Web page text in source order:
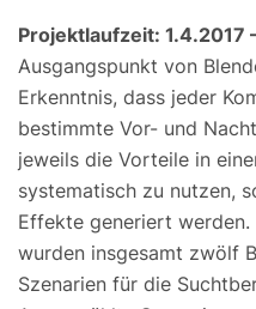
Projektlaufzeit: 1.4.2017
Ausgangspunkt von
Erkenntnis, dass jeder
bestimmte Vor- und
jeweils die Vorteile in
systematisch zu nutzen,
Effekte generiert
wurden insgesamt zwölf
Szenarien für die